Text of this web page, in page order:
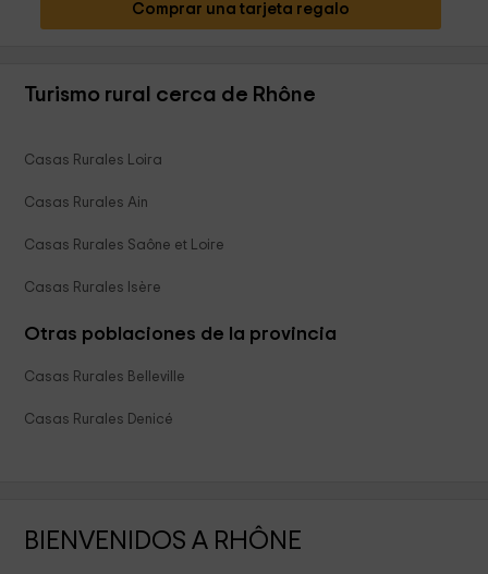
Comprar una tarjeta regalo
Turismo rural cerca de Rhône
Casas Rurales Loira
Casas Rurales Ain
Casas Rurales Saône et Loire
Casas Rurales Isère
Otras poblaciones de la provincia
Casas Rurales Belleville
Casas Rurales Denicé
BIENVENIDOS A RHÔNE